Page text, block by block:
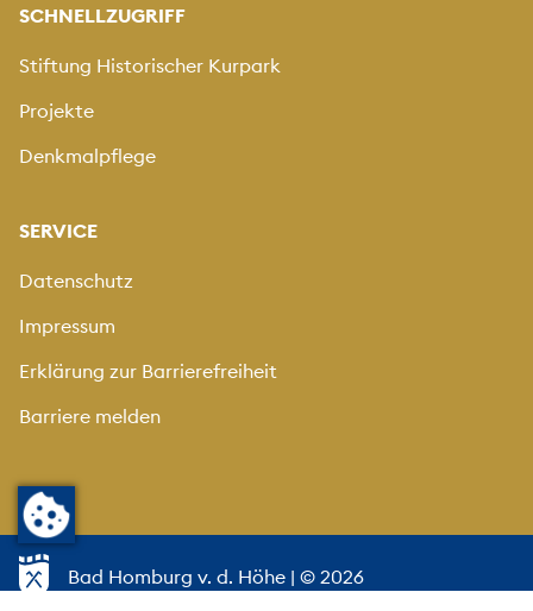
SCHNELLZUGRIFF
Stiftung Historischer Kurpark
Projekte
Denkmalpflege
SERVICE
Datenschutz
Impressum
Erklärung zur Barrierefreiheit
Barriere melden
Bad Homburg v. d. Höhe | © 2026